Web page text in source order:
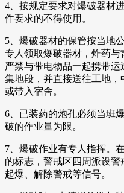
4、按规定要求对爆破器材
件要求的不得使用。
5、爆破器材的保管按当地
专人领取爆破器材，炸药
严禁与带电物品一起携带
集地段，并直接送往工地
或带入宿舍。
6、已装药的炮孔必须当班
破的作业量为限。
7、爆破作业有专人指挥。
的标志，警戒区四周派设警
起爆、解除警戒等信号。